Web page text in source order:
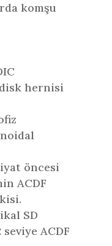
komşu
hernisi
öncesi
ACDF
SD
ACDF